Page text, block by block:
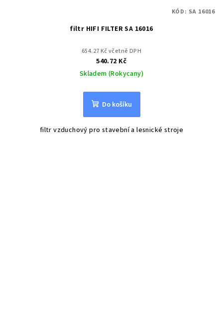
filtr HIFI FILTER SA 16016
654.27 Kč včetně DPH
540.72 Kč
Skladem (Rokycany)
Do košíku
filtr vzduchový pro stavební a lesnické stroje
KÓD: SA 16016